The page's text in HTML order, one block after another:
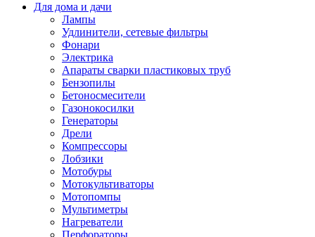
Для дома и дачи
Лампы
Удлинители, сетевые фильтры
Фонари
Электрика
Апараты сварки пластиковых труб
Бензопилы
Бетоносмесители
Газонокосилки
Генераторы
Дрели
Компрессоры
Лобзики
Мотобуры
Мотокультиваторы
Мотопомпы
Мультиметры
Нагреватели
Перфораторы